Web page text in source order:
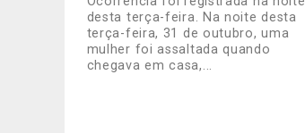
desta terça-feira. Na noite desta
terça-feira, 31 de outubro, uma
mulher foi assaltada quando
chegava em casa,...